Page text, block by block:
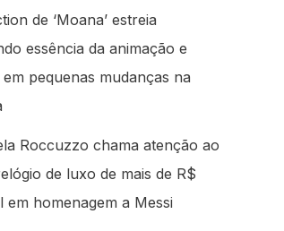
de ‘Moana’ estreia
essência da animação e
pequenas mudanças na
Roccuzzo chama atenção ao
de luxo de mais de R$
em homenagem a Messi